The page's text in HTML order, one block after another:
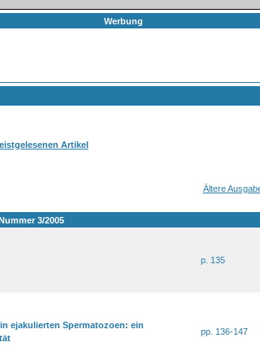
Werbung
Artikel
Ältere
3/2005
p. 135
ejakulierten Spermatozoen: ein
pp. 136-147